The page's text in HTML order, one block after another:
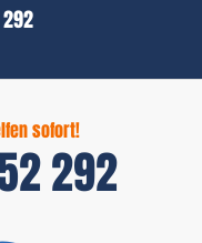
sofort!
292